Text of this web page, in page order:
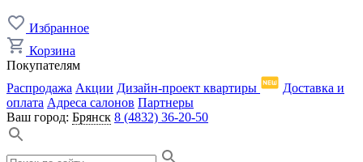
Избранное
Корзина
Покупателям
Распродажа Акции Дизайн-проект квартиры
Доставка и
оплата Адреса салонов Партнеры
Ваш город: Брянск 8 (4832) 36-20-50